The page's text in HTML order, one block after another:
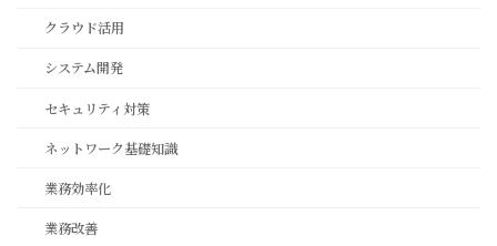
クラウド活用
システム開発
セキュリティ対策
ネットワーク基礎知識
業務効率化
業務改善